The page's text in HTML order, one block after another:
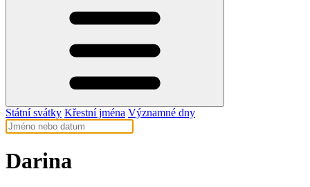
Státní svátky Křestní jména Významné dny
Darina